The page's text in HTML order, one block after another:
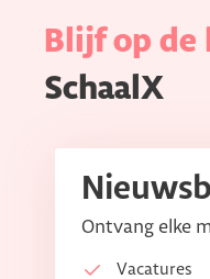
Blijf op de
SchaalX
Ontvang elke
Vacatures